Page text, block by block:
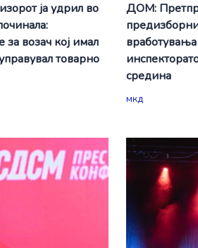
ја удрил во
возач кој имал
товарно
ДОМ:
средина
мкд